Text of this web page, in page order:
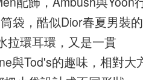
袋，酷似Dior春夏男裝的
拉環耳環，又是一貫
與Tod's的趣味，相對大